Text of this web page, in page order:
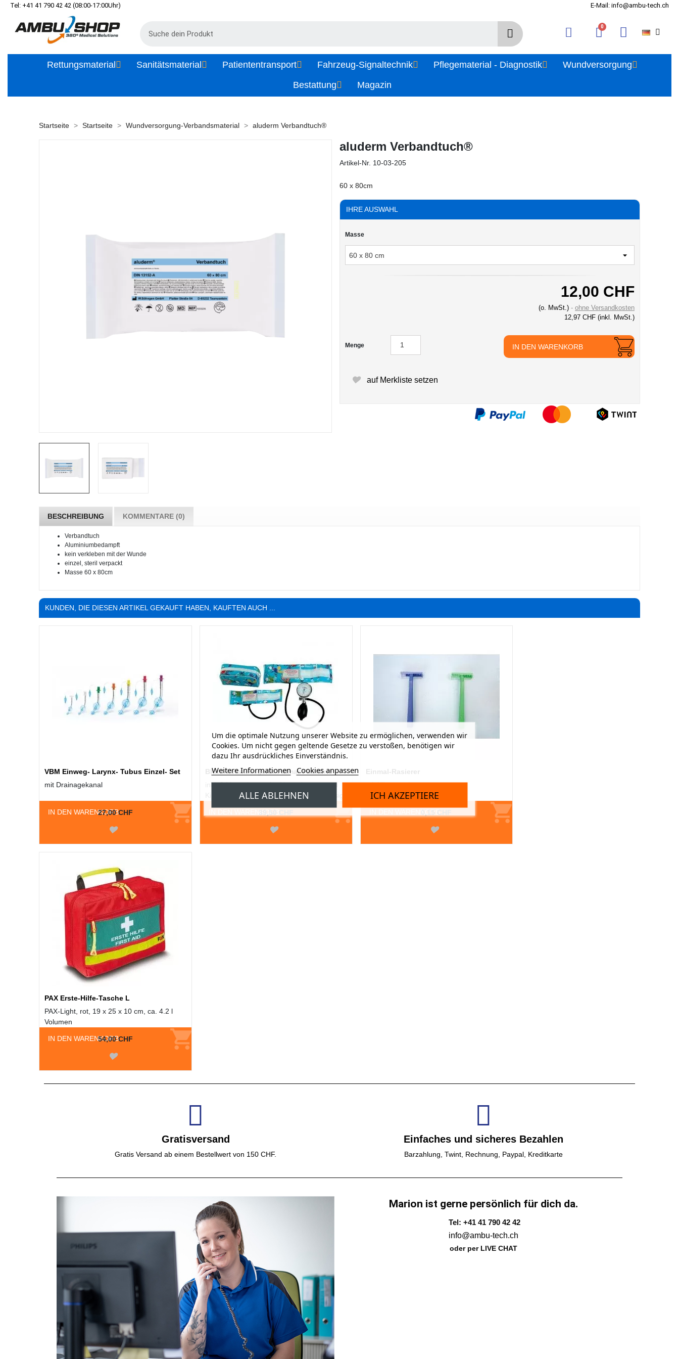
Tel: +41 41 790 42 42 (08:00-17:00Uhr) E-Mail: info@ambu-tech.ch
Rettungsmaterial Sanitätsmaterial Patiententransport Fahrzeug-Signaltechnik Pflegematerial - Diagnostik
Wundversorgung
Bestattung
Magazin
Startseite Startseite Wundversorgung-Verbandsmaterial aluderm Verbandtuch®
aluderm Verbandtuch®
Artikel-Nr. 10-03-205
60 x 80cm
IHRE AUSWAHL
Masse
12,00 CHF
(o. MwSt.)
ohne Versandkosten
12,97 CHF (inkl. MwSt.)
Menge IN DEN WARENKORB
auf Merkliste setzen
BESCHREIBUNG KOMMENTARE (0)
Verbandtuch
Aluminiumbedampft
kein verkleben mit der Wunde
einzel, steril verpackt
Masse 60 x 80cm
KUNDEN, DIE DIESEN ARTIKEL GEKAUFT HABEN, KAUFTEN AUCH ...
VBM Einweg- Larynx- Tubus Einzel- Set
mit Drainagekanal
IN DEN WARENKORB
27,00 CHF
Blutdruckmessgerät Palmar Pädiatrie
inkl. 2 Manschetten für Neugeborene und
Kinder in kinderfreundlichem Fantasiedesign
Einmal-Rasierer
mit Klingenschutz
PAX Erste-Hilfe-Tasche L
PAX-Light, rot, 19 x 25 x 10 cm, ca. 4.2 l
Volumen
IN DEN WARENKORB
54,00 CHF
Gratisversand
Gratis Versand ab einem Bestellwert von 150 CHF.
Einfaches und sicheres Bezahlen
Barzahlung, Twint, Rechnung, Paypal, Kreditkarte
Marion ist gerne persönlich für dich da.
Tel: +41 41 790 42 42
info@ambu-tech.ch
oder per LIVE CHAT
Um die optimale Nutzung unserer Website zu ermöglichen, verwenden wir
Cookies. Um nicht gegen geltende Gesetze zu verstoßen, benötigen wir
dazu Ihr ausdrückliches Einverständnis.
Weitere Informationen Cookies anpassen
ALLE ABLEHNEN ICH AKZEPTIERE